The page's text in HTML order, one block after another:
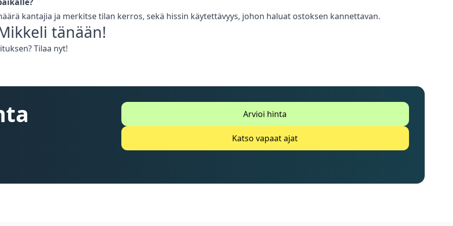
kantajia ja merkitse tilan kerros, sekä hissin käytettävyys, johon haluat ostoksen kannettavan.
tänään!
Tilaa nyt!
Arvioi hinta
Katso vapaat ajat